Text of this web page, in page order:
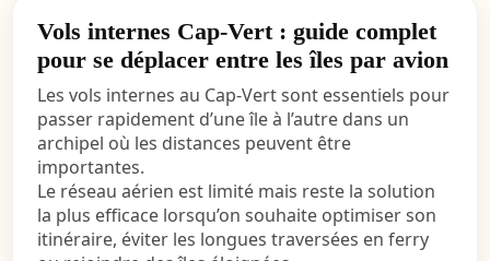
Vols internes Cap-Vert : guide complet
pour se déplacer entre les îles par avion
Les vols internes au Cap-Vert sont essentiels pour
passer rapidement d’une île à l’autre dans un
archipel où les distances peuvent être
importantes.
Le réseau aérien est limité mais reste la solution
la plus efficace lorsqu’on souhaite optimiser son
itinéraire, éviter les longues traversées en ferry